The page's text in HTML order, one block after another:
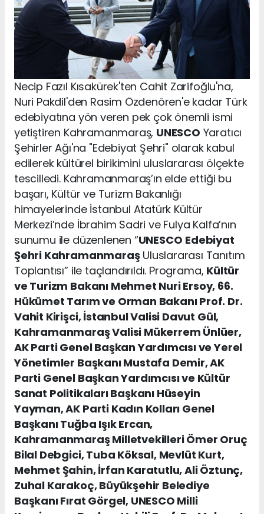
Necip Fazıl Kısakürek'ten Cahit Zarifoğlu'na,
Nuri Pakdil'den Rasim Özdenören'e kadar Türk
edebiyatına yön veren pek çok önemli ismi
yetiştiren Kahramanmaraş, UNESCO Yaratıcı
Şehirler Ağı'na "Edebiyat Şehri" olarak kabul
edilerek kültürel birikimini uluslararası ölçekte
tescilledi. Kahramanmaraş’ın elde ettiği bu
başarı, Kültür ve Turizm Bakanlığı
himayelerinde İstanbul Atatürk Kültür
Merkezi’nde İbrahim Sadri ve Fulya Kalfa’nın
sunumu ile düzenlenen “UNESCO Edebiyat
Şehri KahramanmaraşUluslararası Tanıtım
Toplantısı” ile taçlandırıldı. Programa, Kültür
ve Turizm Bakanı Mehmet Nuri Ersoy, 66.
Hükümet Tarım ve Orman Bakanı Prof. Dr.
Vahit Kirişci, İstanbul Valisi Davut Gül,
Kahramanmaraş Valisi Mükerrem Ünlüer,
AK Parti Genel Başkan Yardımcısı ve Yerel
Yönetimler Başkanı Mustafa Demir, AK
Parti Genel Başkan Yardımcısı ve Kültür
Sanat Politikaları Başkanı Hüseyin
Yayman, AK Parti Kadın Kolları Genel
Başkanı Tuğba Işık Ercan,
Kahramanmaraş Milletvekilleri Ömer Oruç
Bilal Debgici, Tuba Köksal, Mevlüt Kurt,
Mehmet Şahin, İrfan Karatutlu, Ali Öztunç,
Zuhal Karakoç, Büyükşehir Belediye
Başkanı Fırat Görgel, UNESCO Milli